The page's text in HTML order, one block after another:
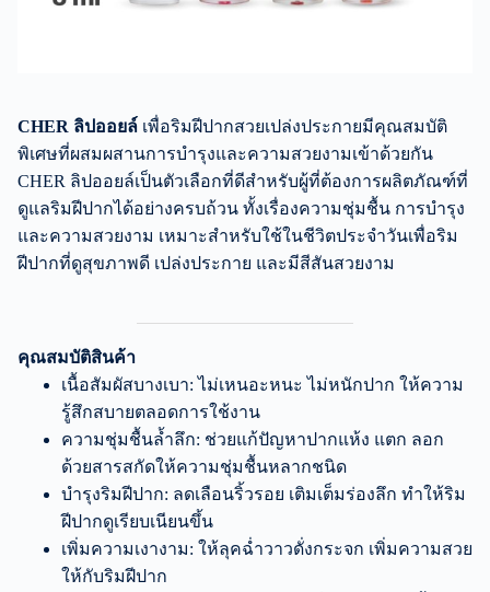
CHER ลิปออยล์ เพื่อริมฝีปากสวยเปล่งประกายมีคุณสมบัติ
พิเศษที่ผสมผสานการบำรุงและความสวยงามเข้าด้วยกัน
CHER ลิปออยล์เป็นตัวเลือกที่ดีสำหรับผู้ที่ต้องการผลิตภัณฑ์ที่
ดูแลริมฝีปากได้อย่างครบถ้วน ทั้งเรื่องความชุ่มชื้น การบำรุง
และความสวยงาม เหมาะสำหรับใช้ในชีวิตประจำวันเพื่อริม
ฝีปากที่ดูสุขภาพดี เปล่งประกาย และมีสีสันสวยงาม
คุณสมบัติสินค้า
เนื้อสัมผัสบางเบา: ไม่เหนอะหนะ ไม่หนักปาก ให้ความ
รู้สึกสบายตลอดการใช้งาน
ความชุ่มชื้นล้ำลึก: ช่วยแก้ปัญหาปากแห้ง แตก ลอก
ด้วยสารสกัดให้ความชุ่มชื้นหลากชนิด
บำรุงริมฝีปาก: ลดเลือนริ้วรอย เติมเต็มร่องลึก ทำให้ริม
ฝีปากดูเรียบเนียนขึ้น
เพิ่มความเงางาม: ให้ลุคฉ่ำวาวดั่งกระจก เพิ่มความสวย
ให้กับริมฝีปาก